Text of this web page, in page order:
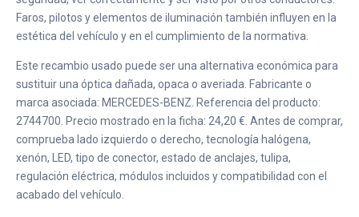
Faros, pilotos y elementos de iluminación también influyen en la
estética del vehículo y en el cumplimiento de la normativa.
Este recambio usado puede ser una alternativa económica para
sustituir una óptica dañada, opaca o averiada. Fabricante o
marca asociada: MERCEDES-BENZ. Referencia del producto:
2744700. Precio mostrado en la ficha: 24,20 €. Antes de comprar,
comprueba lado izquierdo o derecho, tecnología halógena,
xenón, LED, tipo de conector, estado de anclajes, tulipa,
regulación eléctrica, módulos incluidos y compatibilidad con el
acabado del vehículo.